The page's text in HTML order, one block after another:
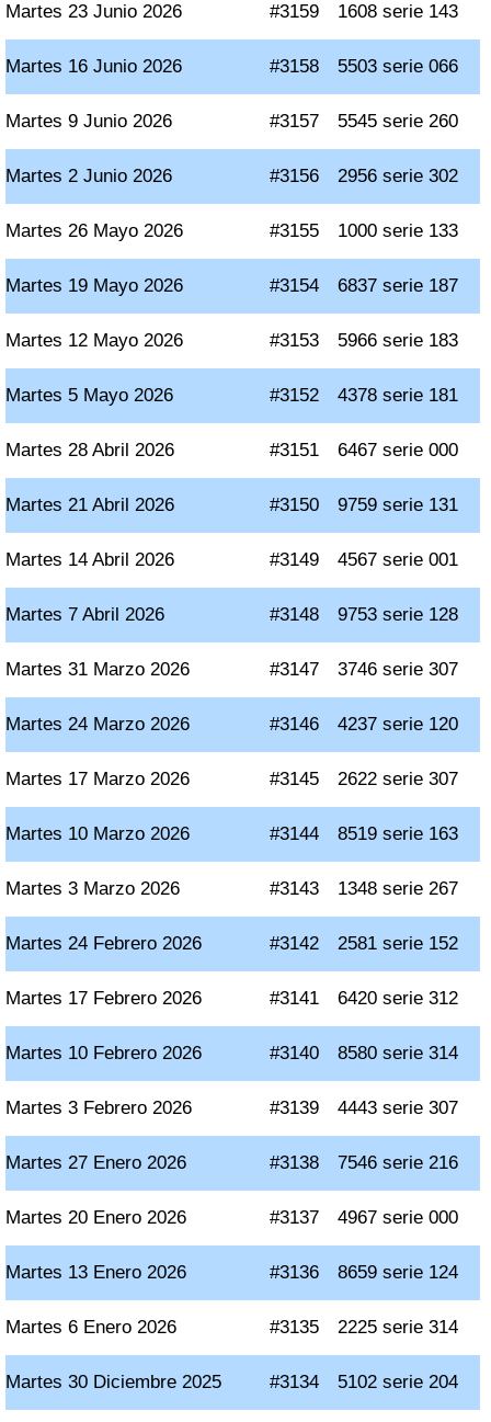
Martes 23 Junio 2026 #3159 1608 serie 143
Martes 16 Junio 2026 #3158 5503 serie 066
Martes 9 Junio 2026 #3157 5545 serie 260
Martes 2 Junio 2026 #3156 2956 serie 302
Martes 26 Mayo 2026 #3155 1000 serie 133
Martes 19 Mayo 2026 #3154 6837 serie 187
Martes 12 Mayo 2026 #3153 5966 serie 183
Martes 5 Mayo 2026 #3152 4378 serie 181
Martes 28 Abril 2026 #3151 6467 serie 000
Martes 21 Abril 2026 #3150 9759 serie 131
Martes 14 Abril 2026 #3149 4567 serie 001
Martes 7 Abril 2026 #3148 9753 serie 128
Martes 31 Marzo 2026 #3147 3746 serie 307
Martes 24 Marzo 2026 #3146 4237 serie 120
Martes 17 Marzo 2026 #3145 2622 serie 307
Martes 10 Marzo 2026 #3144 8519 serie 163
Martes 3 Marzo 2026 #3143 1348 serie 267
Martes 24 Febrero 2026 #3142 2581 serie 152
Martes 17 Febrero 2026 #3141 6420 serie 312
Martes 10 Febrero 2026 #3140 8580 serie 314
Martes 3 Febrero 2026 #3139 4443 serie 307
Martes 27 Enero 2026 #3138 7546 serie 216
Martes 20 Enero 2026 #3137 4967 serie 000
Martes 13 Enero 2026 #3136 8659 serie 124
Martes 6 Enero 2026 #3135 2225 serie 314
Martes 30 Diciembre 2025 #3134 5102 serie 204